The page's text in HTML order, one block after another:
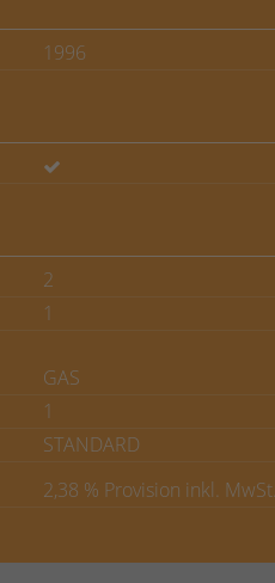
1996
2
1
GAS
1
STANDARD
2,38 % Provision inkl.